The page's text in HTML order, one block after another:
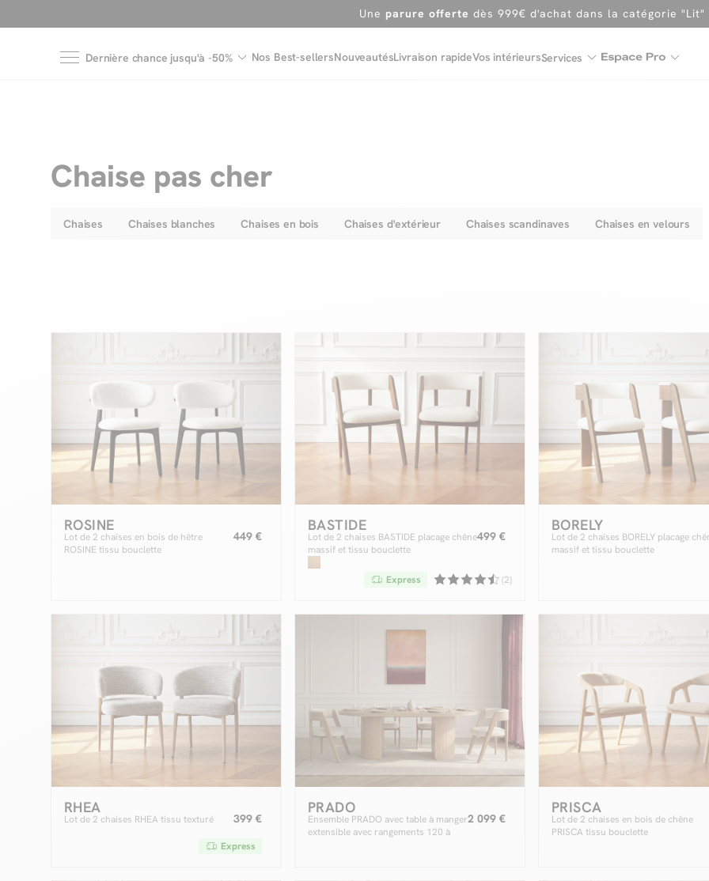
En ce moment, profitez d'untapis offert dès 1299€ de canapé
Dernière chance jusqu'à -50% Nos Best-sellersNouveautésLivraison rapideVos intérieursServices
Chaise pas cher
Chaises Chaises blanches Chaises en bois Chaises d'extérieur Chaises scandinaves Chaises en velours
ROSINE
Lot de 2 chaises en bois de hêtre
ROSINE tissu bouclette
449 €
BASTIDE
Lot de 2 chaises BASTIDE placage chêne
massif et tissu bouclette
499 €
(2)
Express
BORELY
Lot de 2 chaises BORELY placage
massif et tissu bouclette
RHEA
Lot de 2 chaises RHEA tissu texturé 399 €
Express
PRADO
Ensemble PRADO avec table à manger
extensible avec rangements 120 à
2 099 €
PRISCA
Lot de 2 chaises en bois de chêne
PRISCA tissu bouclette